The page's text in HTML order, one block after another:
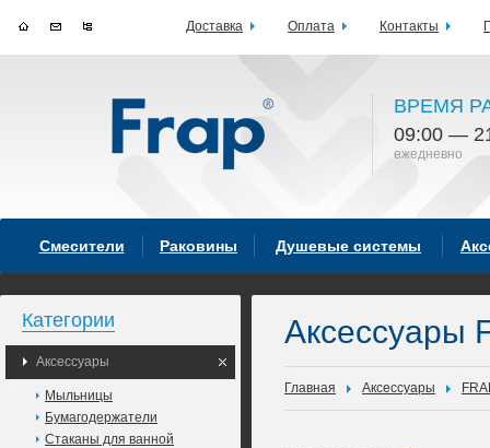
ВРЕМЯ
09:00 —
ежедневно
Смесители Раковины Душевые системы
Категории
Аксессуары
Мыльницы
Бумагодержатели
Стаканы для ванной
Аксессуары
Главная Аксессуары
Доставка Оплата Контакты